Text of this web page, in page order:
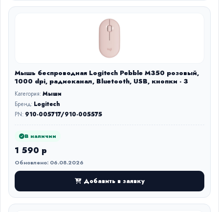
Мышь беспроводная Logitech Pebble M350 розовый,
1000 dpi, радиоканал, Bluetooth, USB, кнопки - 3
Категория:Мыши
Бренд: Logitech
PN: 910-005717/910-005575
В наличии
1 590 р
Обновлено: 06.08.2026
Добавить в заявку